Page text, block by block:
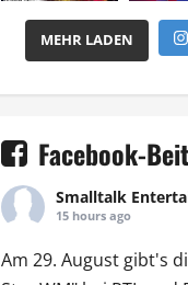
MEHR LADEN
Facebook-
Smalltalk
15 hours ago
Am 29. August gibt's